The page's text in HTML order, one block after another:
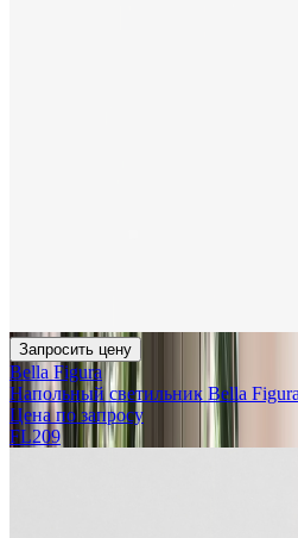
Запросить цену
Bella Figura
Напольный светильник Bella
Цена по запросу
FL209